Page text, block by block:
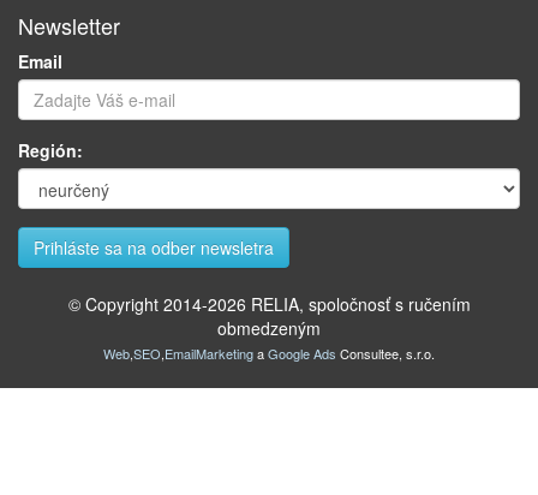
Newsletter
Email
Región:
© Copyright 2014-2026 RELIA, spoločnosť s ručením
obmedzeným
Web,SEO,EmailMarketingaGoogle Ads Consultee, s.r.o.